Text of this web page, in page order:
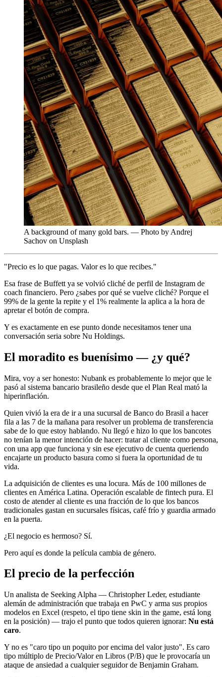
A background of many gold bars. — Photo by Andrej
Sachov on Unsplash
"Precio es lo que pagas. Valor es lo que recibes."
Esa frase de Buffett ya se volvió cliché de perfil de Instagram de
coach financiero. Pero ¿sabes por qué se vuelve cliché? Porque el
99% de la gente la repite y el 1% realmente la aplica a la hora de
apretar el botón de compra.
Y es exactamente en ese punto donde necesitamos tener una
conversación seria sobre Nu Holdings.
El moradito es buenísimo — ¿y qué?
Mira, voy a ser honesto: Nubank es probablemente lo mejor que le
pasó al sistema bancario brasileño desde que el Plan Real mató la
hiperinflación.
Quien vivió la era de ir a una sucursal de Banco do Brasil a hacer
fila a las 7 de la mañana para resolver un problema de transferencia
sabe de lo que estoy hablando. Nu llegó e hizo lo que los bancotes
no tenían la menor intención de hacer: tratar al cliente como persona,
con una app que funciona y sin ese ejecutivo de cuenta queriendo
encajarte un producto basura como si fuera la oportunidad de tu
vida.
La adquisición de clientes es una locura. Más de 100 millones de
clientes en América Latina. Operación escalable de fintech pura. El
costo de atender al cliente es una fracción de lo que los bancos
tradicionales gastan en sucursales físicas, café frío y guardia armado
en la puerta.
¿El negocio es hermoso? Sí.
Pero aquí es donde la película cambia de género.
El precio de la perfección
Un analista de Seeking Alpha — Christopher Leder, estudiante
alemán de administración que trabaja en PwC y arma sus propios
modelos en Excel (respeto, el tipo tiene skin in the game, está long
en la posición) — trajo el punto que todos quieren ignorar: Nu está
caro.
Y no es "caro tipo un poquito por encima del valor justo". Es caro
tipo múltiplo de Precio/Valor en Libros (P/B) que le provocaría un
ataque de ansiedad a cualquier seguidor de Benjamin Graham.